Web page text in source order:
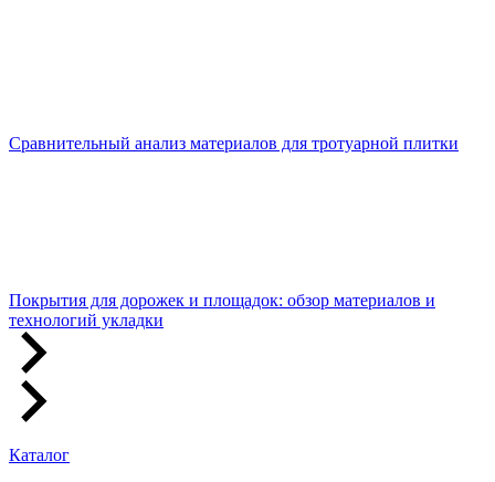
Сравнительный анализ материалов для тротуарной плитки
Покрытия для дорожек и площадок: обзор материалов и
технологий укладки
Каталог